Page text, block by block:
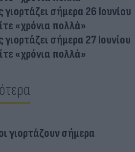
γιορτάζει σήμερα 26 Ιουνίου
«χρόνια πολλά»
γιορτάζει σήμερα 27 Ιουνίου
«χρόνια πολλά»
γιορτάζουν σήμερα